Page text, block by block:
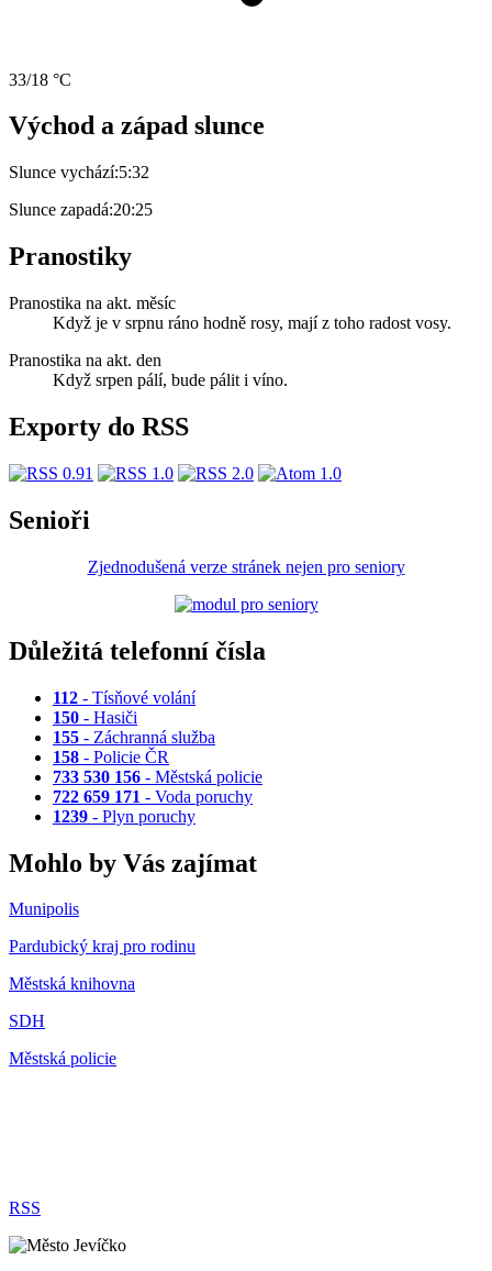
33/18 °C
Východ a západ slunce
Slunce vychází:5:32
Slunce zapadá:20:25
Pranostiky
Pranostika na akt. měsíc
Když je v srpnu ráno hodně rosy, mají z toho radost vosy.
Pranostika na akt. den
Když srpen pálí, bude pálit i víno.
Exporty do RSS
Senioři
Zjednodušená verze stránek nejen pro seniory
Důležitá telefonní čísla
112 - Tísňové volání
150 - Hasiči
155 - Záchranná služba
158 - Policie ČR
733 530 156 - Městská policie
722 659 171 - Voda poruchy
1239 - Plyn poruchy
Mohlo by Vás zajímat
Munipolis
Pardubický kraj pro rodinu
Městská knihovna
SDH
Městská policie
RSS